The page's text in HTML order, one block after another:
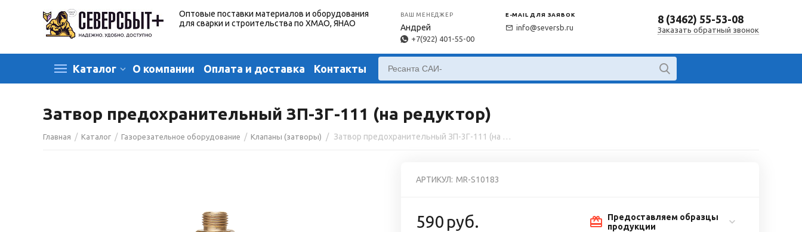
Оптовые поставки материалов и оборудования
для сварки и строительства по ХМАО, ЯНАО
ВАШ МЕНЕДЖЕР
Андрей
+7(922) 401-55-00
E-MAIL ДЛЯ ЗАЯВОК
info@seversb.ru
8 (3462) 55-53-08
Заказать обратный звонок
Каталог О компании Оплата и доставка Контакты
Затвор предохранительный ЗП-3Г-111 (на редуктор)
Главная / Каталог / Газорезательное оборудование / Клапаны (затворы) / Затвор предохранительный ЗП-3Г-111 (на редуктор)
АРТИКУЛ: MR-S10183
590 руб.
Предоставляем образцы
продукции